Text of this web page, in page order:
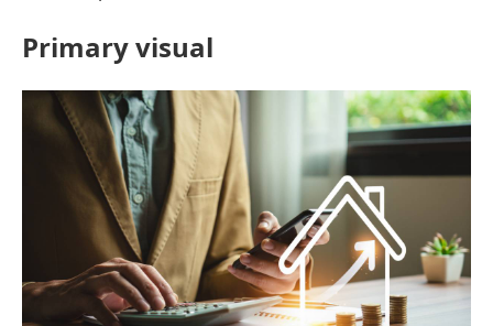
Primary visual